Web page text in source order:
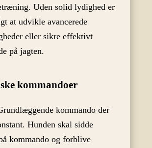
Uden solid lydighed er
at udvikle avancerede
eller sikre effektivt
på jagten.
kommandoer
kommando der
Hunden skal sidde
kommando og forblive